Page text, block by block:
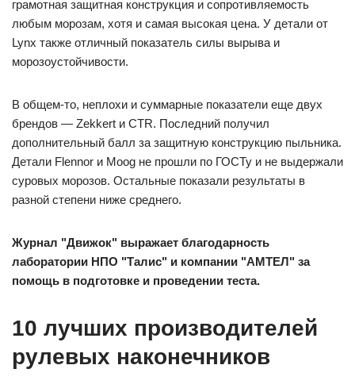
грамотная защитная конструкция и сопротивляемость
любым морозам, хотя и самая высокая цена. У детали от
Lynx также отличный показатель силы вырыва и
морозоустойчивости.
В общем-то, неплохи и суммарные показатели еще двух
брендов — Zekkert и CTR. Последний получил
дополнительный балл за защитную конструкцию пыльника.
Детали Flennor и Moog не прошли по ГОСТу и не выдержали
суровых морозов. Остальные показали результаты в
разной степени ниже среднего.
Журнал "Движок" выражает благодарность
лаборатории НПО "Талис" и компании "АМТЕЛ" за
помощь в подготовке и проведении теста.
10 лучших производителей
рулевых наконечников